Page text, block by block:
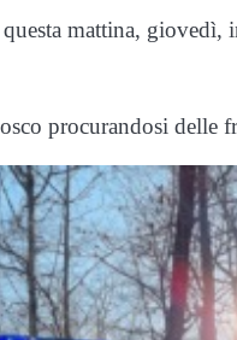
mattina,
procurandosi delle